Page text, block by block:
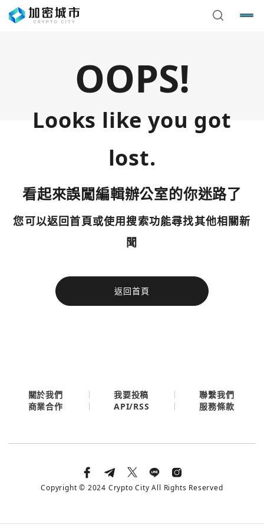
OOPS!
Looks like you got
lost.
看起來誤闖編輯辦公室的你迷路了
您可以返回首頁或使用搜索功能尋找其他相關新
聞
返回首頁
今日熱門
使用以下帳號繼續
您已閒置5分鐘，請點擊關閉按鈕或空白處，即可回到加密
今日熱門
關於我們 我要投稿
聯繫我們
商業合作
API/RSS 服務條款
Copyright © 2024 Crypto City All Rights Reserved